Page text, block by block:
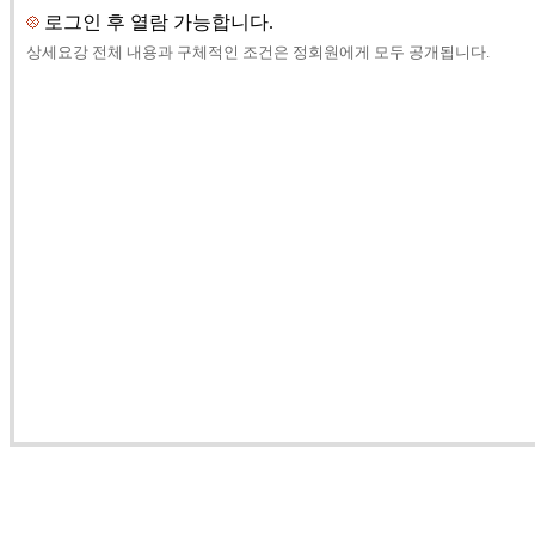
로그인 후 열람 가능합니다.
상세요강 전체 내용과 구체적인 조건은 정회원에게 모두 공개됩니다.